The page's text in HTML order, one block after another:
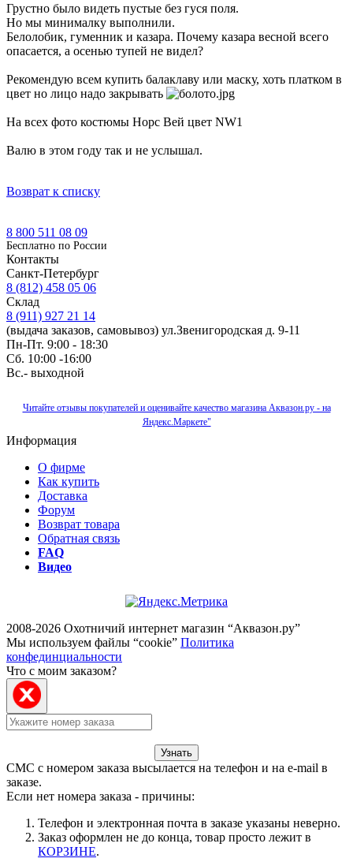
Грустно было видеть пустые без гуся поля.
Но мы минималку выполнили.
Белолобик, гуменник и казара. Почему казара весной всего
опасается, а осенью тупей не видел?
Рекомендую всем купить балаклаву или маску, хоть платком в
цвет но лицо надо закрывать
На всех фото костюмы Норс Вей цвет NW1
Валю в этом году так и не услышал.
Возврат к списку
8 800 511 08 09
Бесплатно по Роcсии
Контакты
Санкт-Петербург
8 (812) 458 05 06
Склад
8 (911) 927 21 14
(выдача заказов, самовывоз) ул.Звенигородская д. 9-11
Пн-Пт. 9:00 - 18:30
Сб. 10:00 -16:00
Вс.- выходной
Читайте отзывы покупателей и оценивайте качество магазина Аквазон.ру - на
Яндекс.Маркете"
Информация
О фирме
Как купить
Доставка
Форум
Возврат товара
Обратная связь
FAQ
Видео
2008-2026 Охотничий интернет магазин “Аквазон.ру”
Мы используем файлы “cookie” Политика
конфединциальности
Что с моим заказом?
Узнать
СМС с номером заказа высылается на телефон и на e-mail в
заказе.
Если нет номера заказа - причины:
Телефон и электронная почта в заказе указаны неверно.
Заказ оформлен не до конца, товар просто лежит в
КОРЗИНЕ.